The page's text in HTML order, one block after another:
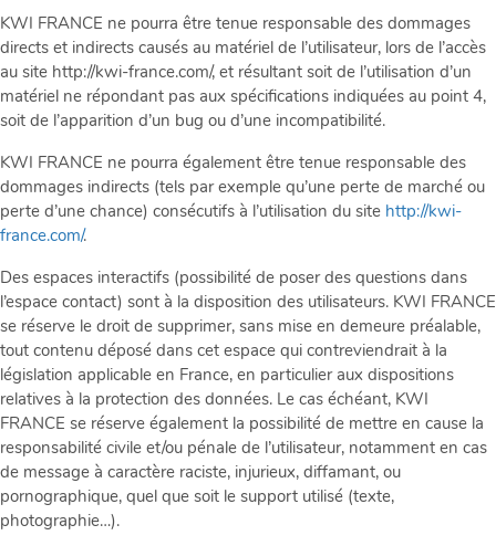
KWI FRANCE ne pourra être tenue responsable des dommages
directs et indirects causés au matériel de l’utilisateur, lors de l’accès
au site http://kwi-france.com/, et résultant soit de l’utilisation d’un
matériel ne répondant pas aux spécifications indiquées au point 4,
soit de l’apparition d’un bug ou d’une incompatibilité.
KWI FRANCE ne pourra également être tenue responsable des
dommages indirects (tels par exemple qu’une perte de marché ou
perte d’une chance) consécutifs à l’utilisation du site http://kwi-
france.com/.
Des espaces interactifs (possibilité de poser des questions dans
l’espace contact) sont à la disposition des utilisateurs. KWI FRANCE
se réserve le droit de supprimer, sans mise en demeure préalable,
tout contenu déposé dans cet espace qui contreviendrait à la
législation applicable en France, en particulier aux dispositions
relatives à la protection des données. Le cas échéant, KWI
FRANCE se réserve également la possibilité de mettre en cause la
responsabilité civile et/ou pénale de l’utilisateur, notamment en cas
de message à caractère raciste, injurieux, diffamant, ou
pornographique, quel que soit le support utilisé (texte,
photographie…).